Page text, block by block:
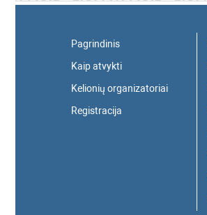
Pagrindinis
Kaip atvykti
Kelionių organizatoriai
Registracija